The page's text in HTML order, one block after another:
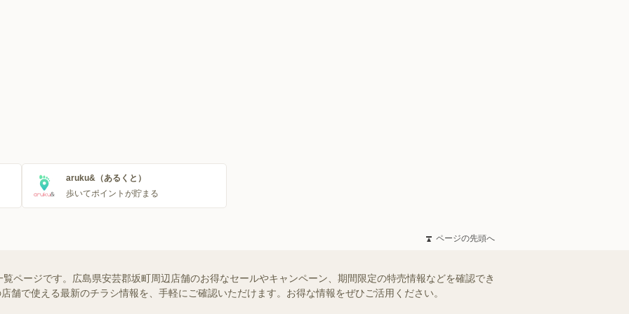
aruku&（あるくと）
歩いてポイントが貯まる
ページの先頭へ
ページです。広島県安芸郡坂町周辺店舗のお得なセールやキャンペーン、期間限定の特売情報などを確認でき
舗で使える最新のチラシ情報を、手軽にご確認いただけます。お得な情報をぜひご活用ください。